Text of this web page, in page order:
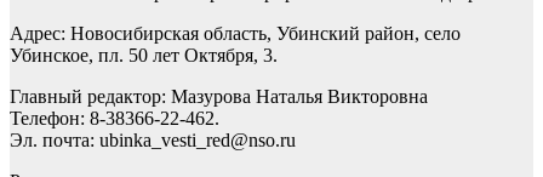
Адрес: Новосибирская область, Убинский район, село
Убинское, пл. 50 лет Октября, 3.
Главный редактор: Мазурова Наталья Викторовна
Телефон: 8-38366-22-462.
Эл. почта: ubinka_vesti_red@nso.ru